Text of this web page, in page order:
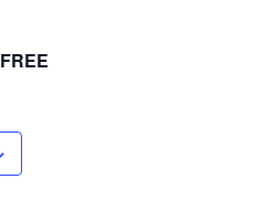
FREE